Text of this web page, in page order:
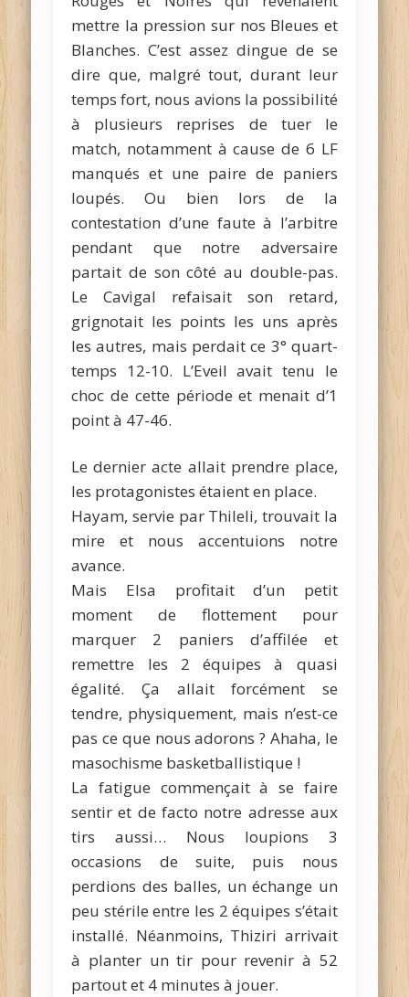
mettre la pression sur nos Bleues et
Blanches. C’est assez dingue de se
dire que, malgré tout, durant leur
temps fort, nous avions la possibilité
à plusieurs reprises de tuer le
match, notamment à cause de 6 LF
manqués et une paire de paniers
loupés. Ou bien lors de la
contestation d’une faute à l’arbitre
pendant que notre adversaire
partait de son côté au double-pas.
Le Cavigal refaisait son retard,
grignotait les points les uns après
les autres, mais perdait ce 3° quart-
temps 12-10. L’Eveil avait tenu le
choc de cette période et menait d’1
point à 47-46.
Le dernier acte allait prendre place,
les protagonistes étaient en place.
Hayam, servie par Thileli, trouvait la
mire et nous accentuions notre
avance.
Mais Elsa profitait d’un petit
moment de flottement pour
marquer 2 paniers d’affilée et
remettre les 2 équipes à quasi
égalité. Ça allait forcément se
tendre, physiquement, mais n’est-ce
pas ce que nous adorons ? Ahaha, le
masochisme basketballistique !
La fatigue commençait à se faire
sentir et de facto notre adresse aux
tirs aussi… Nous loupions 3
occasions de suite, puis nous
perdions des balles, un échange un
peu stérile entre les 2 équipes s’était
installé. Néanmoins, Thiziri arrivait
à planter un tir pour revenir à 52
partout et 4 minutes à jouer.